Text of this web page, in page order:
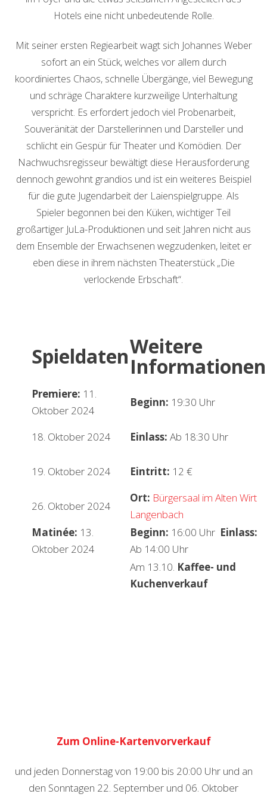
Hotels eine nicht unbedeutende Rolle.
Mit seiner ersten Regiearbeit wagt sich Johannes Weber
sofort an ein Stück, welches vor allem durch
koordiniertes Chaos, schnelle Übergänge, viel Bewegung
und schräge Charaktere kurzweilige Unterhaltung
verspricht. Es erfordert jedoch viel Probenarbeit,
Souveränität der Darstellerinnen und Darsteller und
schlicht ein Gespür für Theater und Komödien. Der
Nachwuchsregisseur bewältigt diese Herausforderung
dennoch gewohnt grandios und ist ein weiteres Beispiel
für die gute Jugendarbeit der Laienspielgruppe. Als
Spieler begonnen bei den Küken, wichtiger Teil
großartiger JuLa-Produktionen und seit Jahren nicht aus
dem Ensemble der Erwachsenen wegzudenken, leitet er
eben diese in ihrem nächsten Theaterstück „Die
verlockende Erbschaft“.
SpieldatenWeitere
Informationen
Premiere: 11.
Oktober 2024
Beginn: 19:30 Uhr
18. Oktober 2024 Einlass: Ab 18:30 Uhr
19. Oktober 2024 Eintritt: 12 €
26. Oktober 2024
Ort: Bürgersaal im Alten Wirt
Langenbach
Matinée: 13.
Oktober 2024
Beginn: 16:00 Uhr Einlass:
Ab 14:00 Uhr
Am 13.10. Kaffee- und
Kuchenverkauf
Zum Online-Kartenvorverkauf
und jeden Donnerstag von 19:00 bis 20:00 Uhr und an
den Sonntagen 22. September und 06. Oktober